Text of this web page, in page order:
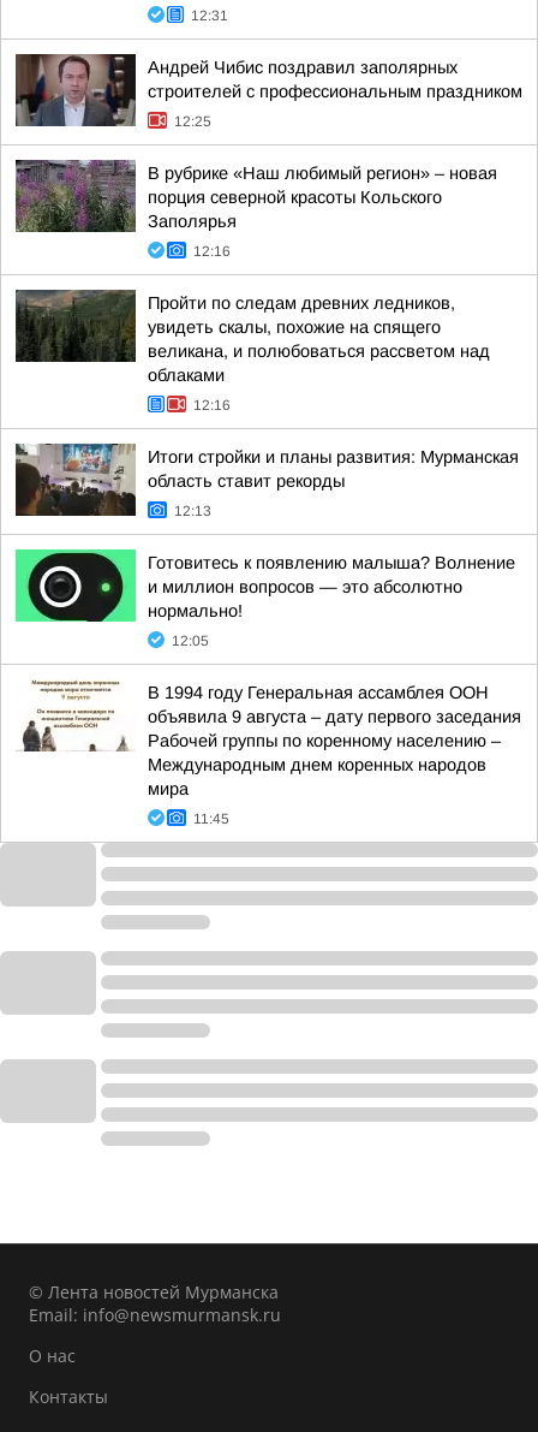
12:31
Андрей Чибис поздравил заполярных
строителей с профессиональным праздником
12:25
В рубрике «Наш любимый регион» – новая
порция северной красоты Кольского
Заполярья
12:16
Пройти по следам древних ледников,
увидеть скалы, похожие на спящего
великана, и полюбоваться рассветом над
облаками
12:16
Итоги стройки и планы развития: Мурманская
область ставит рекорды
12:13
Готовитесь к появлению малыша? Волнение
и миллион вопросов — это абсолютно
нормально!
12:05
В 1994 году Генеральная ассамблея ООН
объявила 9 августа – дату первого заседания
Рабочей группы по коренному населению –
Международным днем коренных народов
мира
11:45
© Лента новостей Мурманска
Email: info@newsmurmansk.ru
О нас
Контакты